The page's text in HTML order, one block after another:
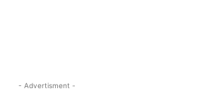
- Advertisment -